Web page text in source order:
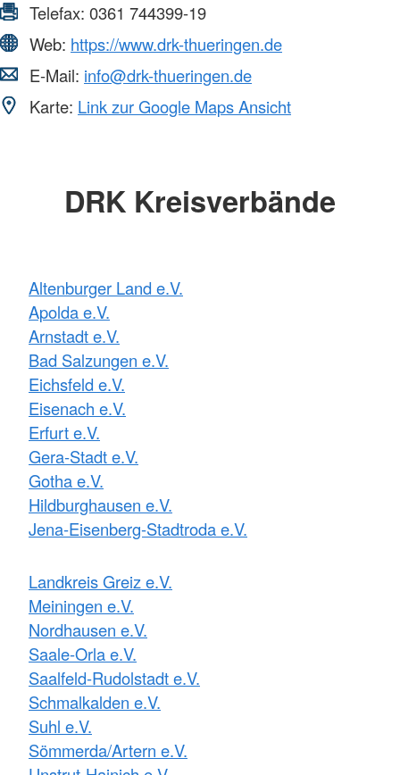
Telefax: 0361 744399-19
Web: https://www.drk-thueringen.de
E-Mail: info@drk-thueringen.de
Karte: Link zur Google Maps Ansicht
DRK Kreisverbände
Altenburger Land e.V.
Apolda e.V.
Arnstadt e.V.
Bad Salzungen e.V.
Eichsfeld e.V.
Eisenach e.V.
Erfurt e.V.
Gera-Stadt e.V.
Gotha e.V.
Hildburghausen e.V.
Jena-Eisenberg-Stadtroda e.V.
Landkreis Greiz e.V.
Meiningen e.V.
Nordhausen e.V.
Saale-Orla e.V.
Saalfeld-Rudolstadt e.V.
Schmalkalden e.V.
Suhl e.V.
Sömmerda/Artern e.V.